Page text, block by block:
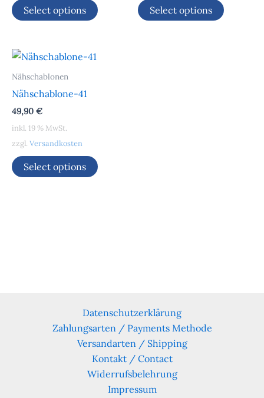
Select options Select options
Nähschablonen
Nähschablone-41
49,90 €
inkl. 19 % MwSt.
zzgl. Versandkosten
Select options
Datenschutzerklärung
Zahlungsarten / Payments Methode
Versandarten / Shipping
Kontakt / Contact
Widerrufsbelehrung
Impressum